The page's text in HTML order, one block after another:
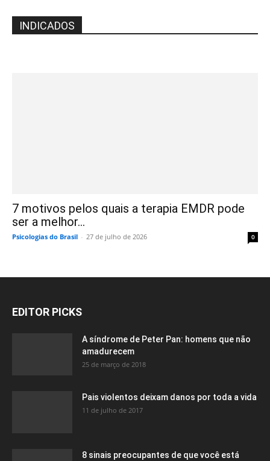
INDICADOS
7 motivos pelos quais a terapia EMDR pode
ser a melhor...
Psicologias do Brasil - 27 de julho de 2026 0
EDITOR PICKS
A síndrome de Peter Pan: homens que não
amadurecem
25 de março de 2018
Pais violentos deixam danos por toda a vida
11 de julho de 2017
8 sinais preocupantes de que você está